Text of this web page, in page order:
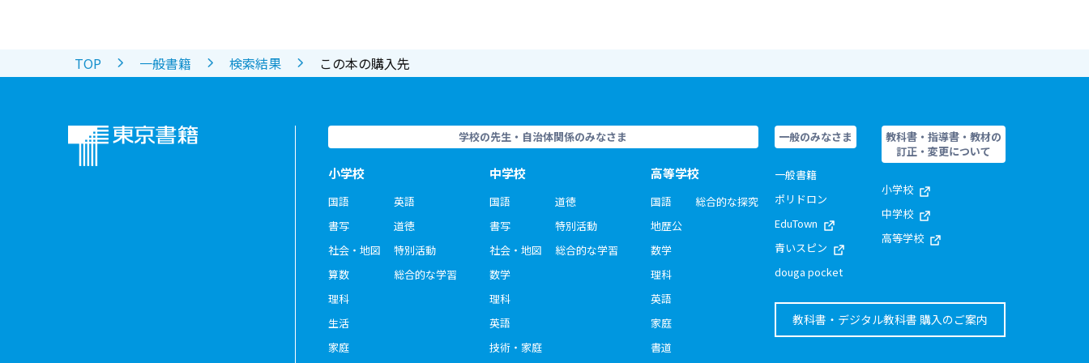
TOP 一般書籍 検索結果 この本の購入先
学校の先生・自治体関係のみなさま
小学校
国語
書写
社会・地図
算数
理科
生活
家庭
英語
道徳
特別活動
総合的な学習
中学校
国語
書写
社会・地図
数学
理科
英語
技術・家庭
道徳
特別活動
総合的な学習
高等学校
国語
地歴公
数学
理科
英語
家庭
書道
総合的な探究
一般のみなさま
一般書籍
ポリドロン
EduTown
青いスピン
douga pocket
教科書・指導書・教材の
訂正・変更について
小学校
中学校
高等学校
教科書・デジタル教科書 購入のご案内